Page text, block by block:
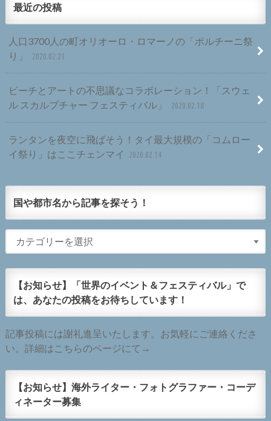
最近の投稿
人口3700人の町オリオーロ・ロマーノの「ポルチーニ祭
り」
2020.02.21
ビーチとアートの不思議なコラボレーション！「スウェ
ル スカルプチャー フェスティバル」
2020.02.18
ランタンを夜空に飛ばそう！タイ最大規模の「コムロー
イ祭り」はここチェンマイ
2020.02.14
国や都市名から記事を探そう！
【お知らせ】「世界のイベント＆フェスティバル」で
は、あなたの投稿をお待ちしています！
記事投稿には謝礼進呈いたします。お気軽にご連絡くださ
い。詳細はこちらのページにて→
【お知らせ】海外ライター・フォトグラファー・コーデ
ィネーター募集